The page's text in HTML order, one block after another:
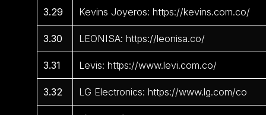
3.29 Kevins Joyeros: https://kevins.com.co/
3.30 LEONISA: https://leonisa.co/
3.31 Levis: https://www.levi.com.co/
3.32 LG Electronics: https://www.lg.com/co